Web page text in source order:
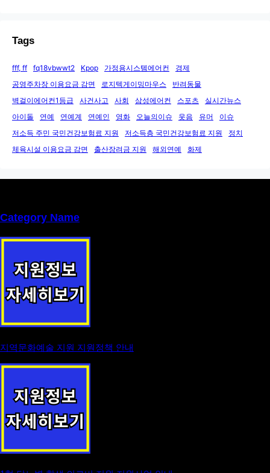
Tags
fff, ff fq18vbwwt2 Kpop 가정용시스템에어컨
경제
공영주차장 이용요금 감면
로지텍게이밍마우스
반려동물
벽걸이에어컨1등급
사건사고 사회 삼성에어컨 스포츠
실시간뉴스
아이돌
연예 연예계 연예인 영화 오늘의이슈 웃음 유머
이슈
저소득 주민 국민건강보험료 지원
저소득층 국민건강보험료 지원
정치
체육시설 이용요금 감면
출산장려금 지원 해외연예 화제
Category Name
지역문화예술 지원 지원정책 안내